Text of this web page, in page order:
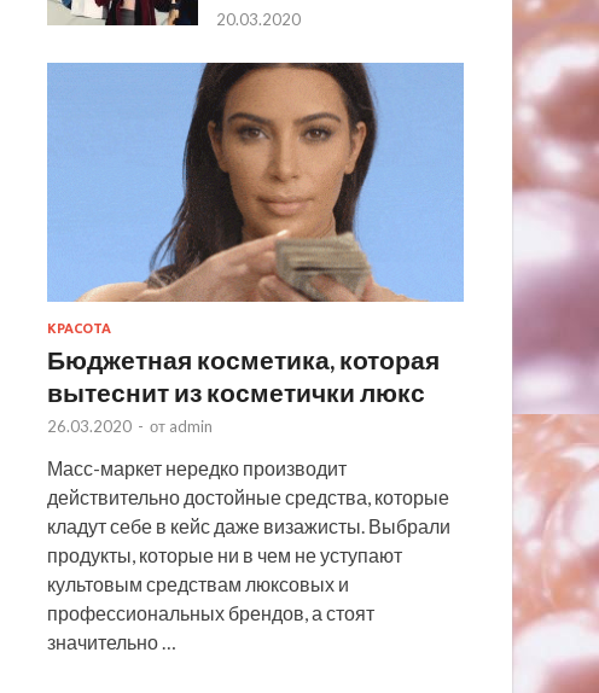
20.03.2020
КРАСОТА
Бюджетная косметика, которая
вытеснит из косметички люкс
26.03.2020 - от admin
Масс-маркет нередко производит
действительно достойные средства, которые
кладут себе в кейс даже визажисты. Выбрали
продукты, которые ни в чем не уступают
культовым средствам люксовых и
профессиональных брендов, а стоят
значительно …